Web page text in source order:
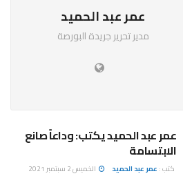
عمر عبد الحميد
مدير تحرير جريدة البورصة
عمر عبد الحميد يكتب: وداعاً صانع
الابتسامة
كتب : عمر عبد الحميد الخميس 2 سبتمبر 2021